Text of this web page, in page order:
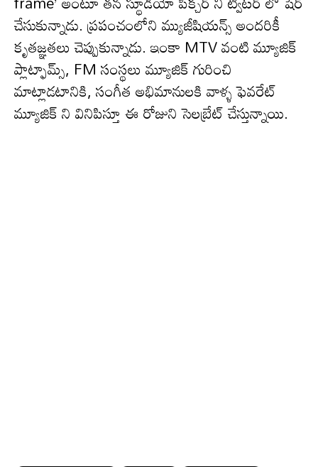
చేసుకున్నాడు. ప్రపంచంలోని మ్యుజీషియన్స్ అందరికీ
కృతజ్ఞతలు చెప్పుకున్నాడు. ఇంకా MTV వంటి మ్యూజిక్
ప్లాట్ఫామ్స్, FM సంస్థలు మ్యూజిక్ గురించి
మాట్లాడటానికి, సంగీత అభిమానులకి వాళ్ళ ఫెవరేట్
మ్యూజిక్ ని వినిపిస్తూ ఈ రోజుని సెలబ్రేట్ చేస్తున్నాయి.